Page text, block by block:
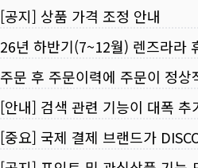
[공지] 상품 가격 조정 안내
26년 하반기(7~12월) 렌즈라라
주문 후 주문이력에 주문이 정
[안내] 검색 관련 기능이 대폭 추
[중요] 국제 결제 브랜드가